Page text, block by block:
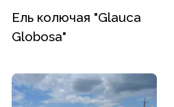
Ель колючая "Glauca
Globosa"